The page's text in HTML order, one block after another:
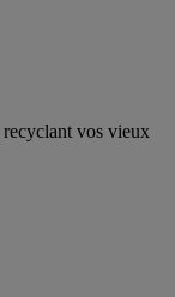
vos vieux